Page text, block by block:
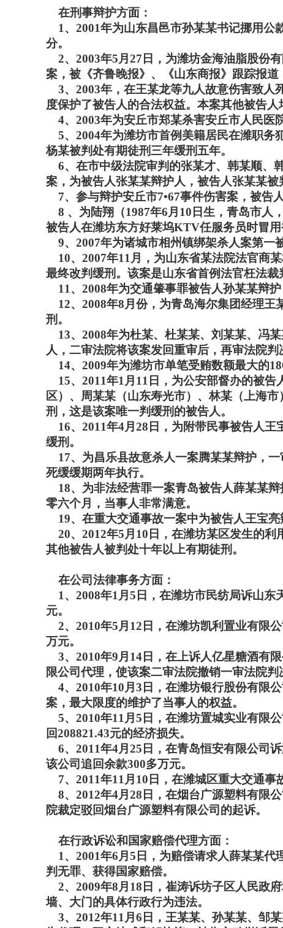
在刑事辩护方面：
1、2001年为山东昌邑市孙某某书记挪用公
分。
2、2003年5月27日，为潍坊金海油脂股份
案，被《齐鲁晚报》、《山东商报》跟踪报道
3、2003年，在王某龙等九人故意伤害致人
度保护了被告人的合法权益。本案其他被告人
4、2003年为安丘市郑某杀害安丘市人民医
5、2004年为潍坊市首例美籍居民在潍职务
杨某被判处有期徒刑三年缓刑五年。
6、在市中级法院审判的张某才、韩某顺、
案，为被告人张某某辩护人，被告人张某某被
7、参与辩护安丘市7•67事件伤害案，被告人
8 、为陆翔（1987年6月10日生，青岛市人
被告人在潍坊东方好莱坞KTV任服务员时冒
9、2007年为诸城市相州镇绑架杀人案第一
10、2007年11月，为山东省某法院法官商
最终改判缓刑。该案是山东省首例法官枉法裁
11、2008年为交通肇事罪被告人孙某某辩护
12、2008年8月份，为青岛海尔集团经理王
刑。
13、2008年为杜某、杜某某、刘某某、冯
人，二审法院将该案发回重审后，再审法院判
14、2009年为潍坊市单笔受贿数额最大的
15、2011年1月11日，为公安部督办的被告
区）、周某某（山东寿光市）、林某（上海
刑，这是该案唯一判缓刑的被告人。
16、2011年4月28日，为附带民事被告人王
缓刑。
17、为昌乐县故意杀人一案腾某某辩护，
死缓缓期两年执行。
18、为非法经营罪一案青岛被告人薛某某
零六个月，当事人非常满意。
19、在重大交通事故一案中为被告人王宝亮
20、2012年5月10日，在潍坊某区发生的利
其他被告人被判处十年以上有期徒刑。
在公司法律事务方面：
1、2008年1月5日，在潍坊市民纺局诉山东
元。
2、2010年5月12日，在潍坊凯利置业有限
万元。
3、2010年9月14日，在上诉人亿星糖酒有
限公司代理，使该案二审法院撤销一审法院判
4、2010年10月3日，在潍坊银行股份有限
案，最大限度的维护了当事人的权益。
5、2010年11月5日，在潍坊置城实业有限
回208821.43元的经济损失。
6、2011年4月25日，在青岛恒安有限公司
该公司追回余款300多万元。
7、2011年11月10日，在潍城区重大交通事
8、2012年4月28日，在烟台广源塑料有限
院裁定驳回烟台广源塑料有限公司的起诉。
在行政诉讼和国家赔偿代理方面：
1、2001年6月5日，为赔偿请求人薛某某代
判无罪、获得国家赔偿。
2、2009年8月18日，崔涛诉坊子区人民政
墙、大门的具体行政行为违法。
3、2012年11月6日，王某某、孙某某、邹